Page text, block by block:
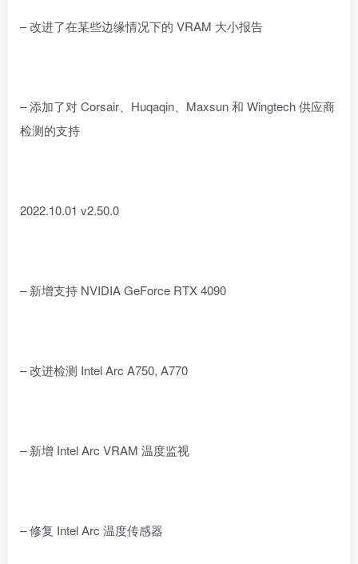
– 改进了在某些边缘情况下的 VRAM 大小报告
– 添加了对 Corsair、Huqaqin、Maxsun 和 Wingtech 供应商
检测的支持
2022.10.01 v2.50.0
– 新增支持 NVIDIA GeForce RTX 4090
– 改进检测 Intel Arc A750, A770
– 新增 Intel Arc VRAM 温度监视
– 修复 Intel Arc 温度传感器